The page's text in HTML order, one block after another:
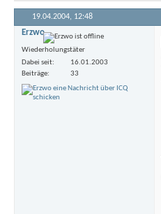
19.04.2004, 12:48
Erzwo
Wiederholungstäter
Dabei seit
16.01.2003
Beiträge
33